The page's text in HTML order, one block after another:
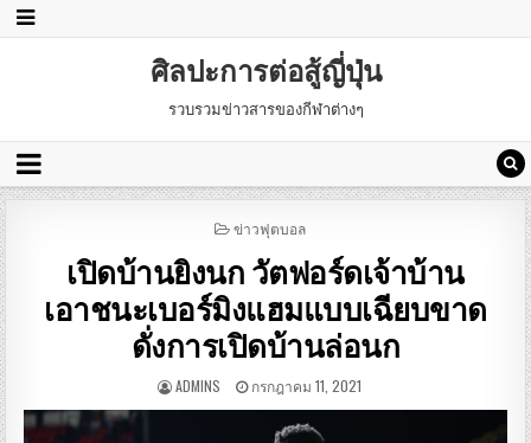
ศิลปะการต่อสู้ญี่ปุ่น
รวบรวมข่าวสารของกีฬาต่างๆ
POSTED
ข่าวฟุตบอล
เปิดบ้านยิงนก วัตฟอร์ดเจ้าบ้าน
เอาชนะเบอร์มิงแฮมแบบเฉียบขาด
ดั่งการเปิดบ้านล่อนก
ADMINS กรกฎาคม 11, 2021